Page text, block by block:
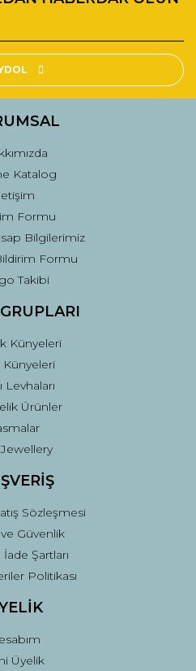
Katalog
Formu
Bilgilerimiz
Formu
Takibi
Künyeleri
Künyeleri
Levhaları
Ürünler
Sözleşmesi
Güvenlik
Şartları
Politikası
Üyelik